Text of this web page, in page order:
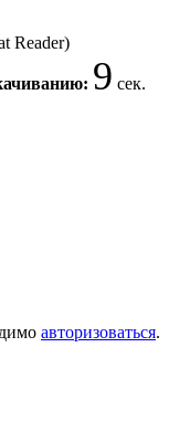
Reader)
9 сек.
авторизоваться.